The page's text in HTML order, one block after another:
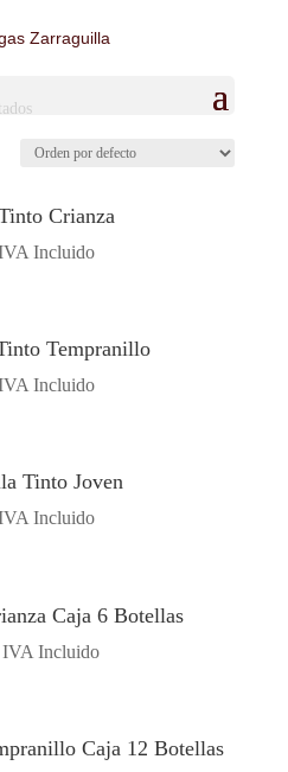
Crianza
Incluido
Tempranillo
Incluido
Tinto Joven
Incluido
Caja 6 Botellas
IVA Incluido
Caja 12 Botellas